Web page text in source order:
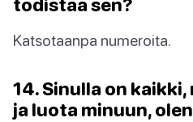
todistaa sen?
Katsotaanpa numeroita.
14. Sinulla on
ja luota minuun,